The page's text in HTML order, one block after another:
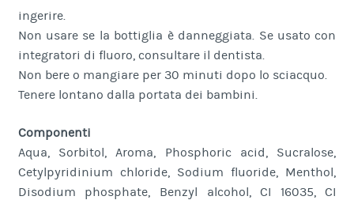
ingerire.
Non usare se la bottiglia è danneggiata. Se usato con
integratori di fluoro, consultare il dentista.
Non bere o mangiare per 30 minuti dopo lo sciacquo.
Tenere lontano dalla portata dei bambini.
Componenti
Aqua, Sorbitol, Aroma, Phosphoric acid, Sucralose,
Cetylpyridinium chloride, Sodium fluoride, Menthol,
Disodium phosphate, Benzyl alcohol, CI 16035, CI